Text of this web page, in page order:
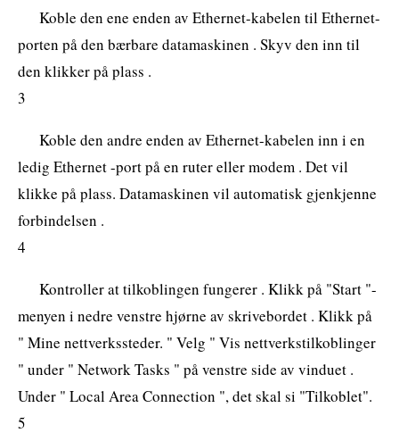
Koble den ene enden av Ethernet-kabelen til Ethernet-
porten på den bærbare datamaskinen . Skyv den inn til
den klikker på plass .
3
Koble den andre enden av Ethernet-kabelen inn i en
ledig Ethernet -port på en ruter eller modem . Det vil
klikke på plass. Datamaskinen vil automatisk gjenkjenne
forbindelsen .
4
Kontroller at tilkoblingen fungerer . Klikk på "Start "-
menyen i nedre venstre hjørne av skrivebordet . Klikk på
" Mine nettverkssteder. " Velg " Vis nettverkstilkoblinger
" under " Network Tasks " på venstre side av vinduet .
Under " Local Area Connection ", det skal si "Tilkoblet".
5